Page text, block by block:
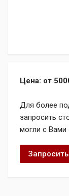
Цена: от
Для более
запросить
могли с Вами